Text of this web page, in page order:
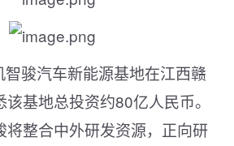
骏汽车新能源基地在江西赣
基地总投资约80亿人民币。
将整合中外研发资源，正向研